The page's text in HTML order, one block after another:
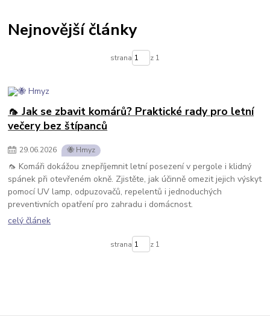
Nejnovější články
strana z 1
🦟 Jak se zbavit komárů? Praktické rady pro letní
večery bez štípanců
29.06.2026 🐝 Hmyz
🦟 Komáři dokážou znepříjemnit letní posezení v pergole i klidný
spánek při otevřeném okně. Zjistěte, jak účinně omezit jejich výskyt
pomocí UV lamp, odpuzovačů, repelentů i jednoduchých
preventivních opatření pro zahradu i domácnost.
celý článek
strana z 1